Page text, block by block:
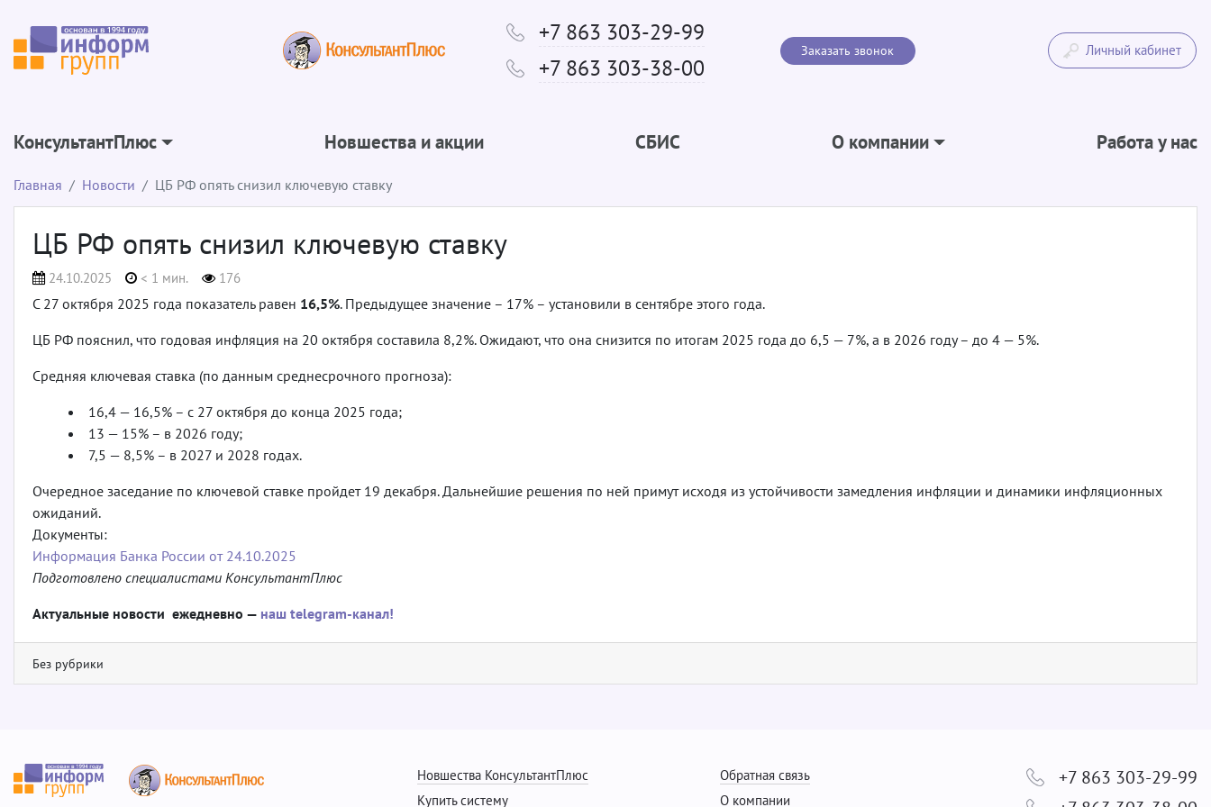
+7 863 303-29-99
+7 863 303-38-00
Заказать звонок Личный кабинет
КонсультантПлюс Новшества и акции СБИС О компании Работа у нас
Главная Новости ЦБ РФ опять снизил ключевую ставку
ЦБ РФ опять снизил ключевую ставку
24.10.2025 < 1 мин. 176
С 27 октября 2025 года показатель равен 16,5%. Предыдущее значение – 17% – установили в сентябре этого года.
ЦБ РФ пояснил, что годовая инфляция на 20 октября составила 8,2%. Ожидают, что она снизится по итогам 2025 года до 6,5 — 7%, а в 2026 году – до 4 — 5%.
Средняя ключевая ставка (по данным среднесрочного прогноза):
16,4 — 16,5% – с 27 октября до конца 2025 года;
13 — 15% – в 2026 году;
7,5 — 8,5% – в 2027 и 2028 годах.
Очередное заседание по ключевой ставке пройдет 19 декабря. Дальнейшие решения по ней примут исходя из устойчивости замедления инфляции и динамики инфляционных
ожиданий.
Документы:
Информация Банка России от 24.10.2025
Подготовлено специалистами КонсультантПлюс
Актуальные новости ежедневно — наш telegram-канал!
Без рубрики
Новшества КонсультантПлюс
Купить систему
Обратная связь
О компании
+7 863 303-29-99